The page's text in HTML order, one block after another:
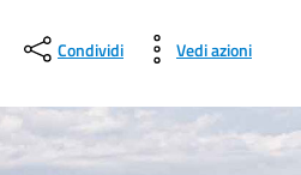
Condividi Vedi azioni